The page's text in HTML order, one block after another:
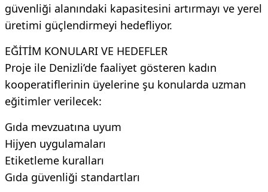
güvenliği alanındaki kapasitesini artırmayı ve yerel
üretimi güçlendirmeyi hedefliyor.
EĞİTİM KONULARI VE HEDEFLER
Proje ile Denizli’de faaliyet gösteren kadın
kooperatiflerinin üyelerine şu konularda uzman
eğitimler verilecek:
Gıda mevzuatına uyum
Hijyen uygulamaları
Etiketleme kuralları
Gıda güvenliği standartları